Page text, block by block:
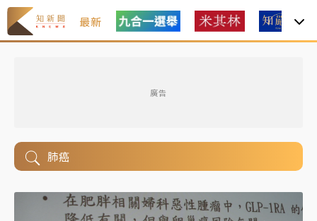
最新
廣告
肺癌